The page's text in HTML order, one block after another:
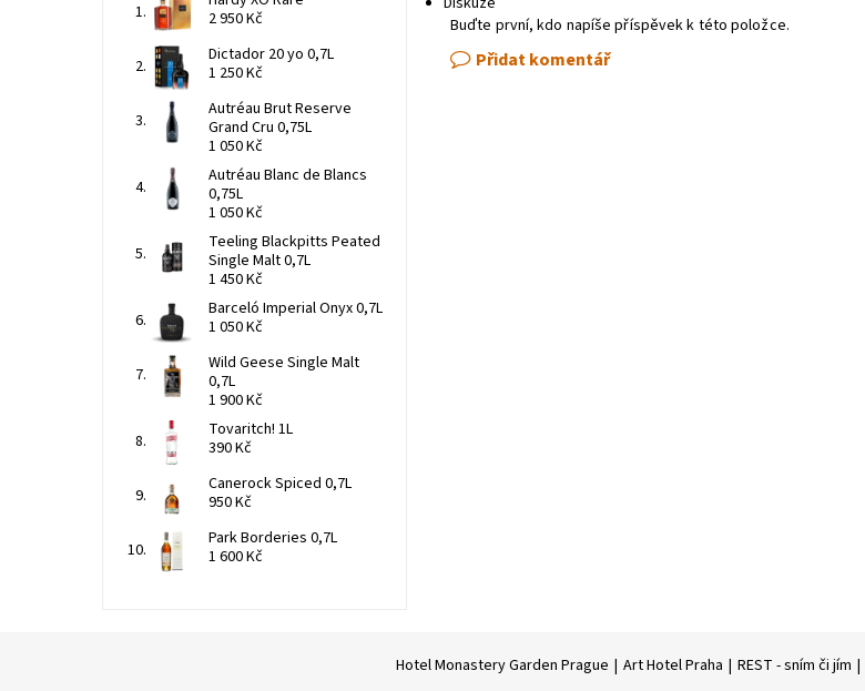
Buďte první, kdo napíše příspěvek k této položce.
Přidat komentář
2 950 Kč
Dictador 20 yo 0,7L
1 250 Kč
Autréau Brut Reserve
Grand Cru 0,75L
1 050 Kč
Autréau Blanc de Blancs
0,75L
1 050 Kč
Teeling Blackpitts Peated
Single Malt 0,7L
1 450 Kč
Barceló Imperial Onyx 0,7L
1 050 Kč
Wild Geese Single Malt
0,7L
1 900 Kč
Tovaritch! 1L
390 Kč
Canerock Spiced 0,7L
950 Kč
Park Borderies 0,7L
1 600 Kč
Hotel Monastery Garden Prague | Art Hotel Praha | REST - sním či jím |